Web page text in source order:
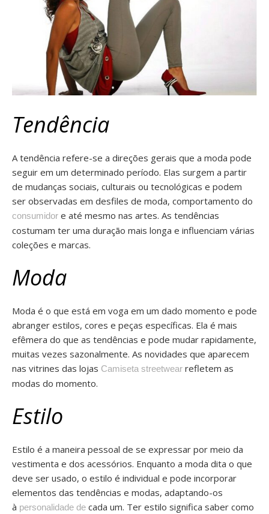
Tendência
A tendência refere-se a direções gerais que a moda pode
seguir em um determinado período. Elas surgem a partir
de mudanças sociais, culturais ou tecnológicas e podem
ser observadas em desfiles de moda, comportamento do
consumidor e até mesmo nas artes. As tendências
costumam ter uma duração mais longa e influenciam várias
coleções e marcas.
Moda
Moda é o que está em voga em um dado momento e pode
abranger estilos, cores e peças específicas. Ela é mais
efêmera do que as tendências e pode mudar rapidamente,
muitas vezes sazonalmente. As novidades que aparecem
nas vitrines das lojas Camiseta streetwear refletem as
modas do momento.
Estilo
Estilo é a maneira pessoal de se expressar por meio da
vestimenta e dos acessórios. Enquanto a moda dita o que
deve ser usado, o estilo é individual e pode incorporar
elementos das tendências e modas, adaptando-os
à personalidade de cada um. Ter estilo significa saber como